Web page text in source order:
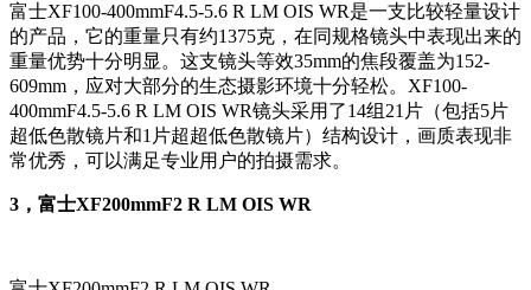
富士XF100-400mmF4.5-5.6 R LM OIS WR是一支比较轻量设计
的产品，它的重量只有约1375克，在同规格镜头中表现出来的
重量优势十分明显。这支镜头等效35mm的焦段覆盖为152-
609mm，应对大部分的生态摄影环境十分轻松。XF100-
400mmF4.5-5.6 R LM OIS WR镜头采用了14组21片（包括5片
超低色散镜片和1片超超低色散镜片）结构设计，画质表现非
常优秀，可以满足专业用户的拍摄需求。
3，富士XF200mmF2 R LM OIS WR